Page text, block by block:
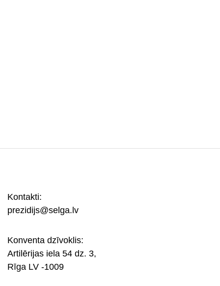
Kontakti:
prezidijs@selga.lv
Konventa dzīvoklis:
Artilērijas iela 54 dz. 3,
Rīga LV -1009